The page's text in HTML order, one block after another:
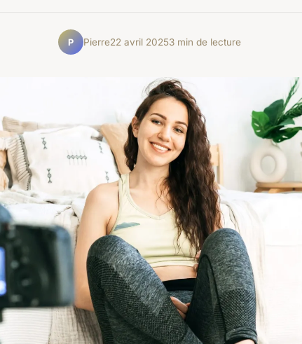
P Pierre22 avril 20253 min de lecture